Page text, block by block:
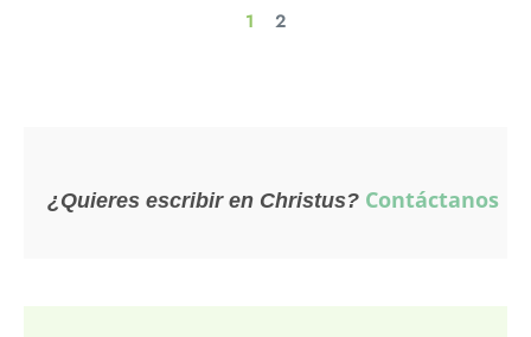
1 2
¿Quieres escribir en Christus? Contáctanos